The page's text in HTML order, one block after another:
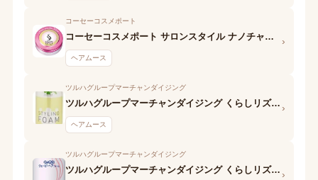
コーセーコスメポート
コーセーコスメポート サロンスタイル ナノチャージ スタイリングムース(ウェットスタイル)
ヘアムース
›
ツルハグループマーチャンダイジング
ツルハグループマーチャンダイジング くらしリズム スタイリングフォーム 泡ワックス
ヘアムース
›
ツルハグループマーチャンダイジング
ツルハグループマーチャンダイジング くらしリズム スタイリングフォーム くっきりウェーブ ›